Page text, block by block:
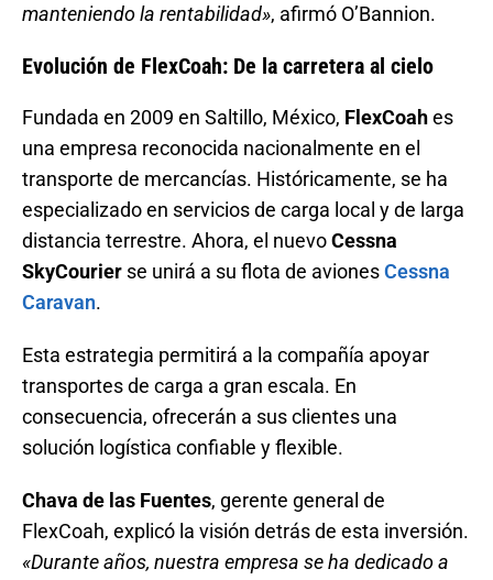
manteniendo la rentabilidad», afirmó O’Bannion.
Evolución de FlexCoah: De la carretera al cielo
Fundada en 2009 en Saltillo, México, FlexCoahes
una empresa reconocida nacionalmente en el
transporte de mercancías. Históricamente, se ha
especializado en servicios de carga local y de larga
distancia terrestre. Ahora, el nuevoCessna
SkyCourier se unirá a su flota de avionesCessna
Caravan.
Esta estrategia permitirá a la compañía apoyar
transportes de carga a gran escala. En
consecuencia, ofrecerán a sus clientes una
solución logística confiable y flexible.
Chava de las Fuentes, gerente general de
FlexCoah, explicó la visión detrás de esta inversión.
«Durante años, nuestra empresa se ha dedicado a